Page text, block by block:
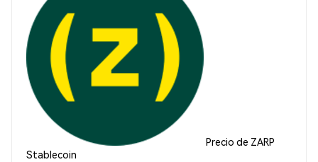
Precio de ZARP
Stablecoin